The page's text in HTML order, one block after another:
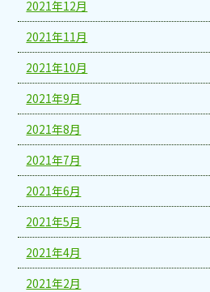
2021年12月
2021年11月
2021年10月
2021年9月
2021年8月
2021年7月
2021年6月
2021年5月
2021年4月
2021年2月